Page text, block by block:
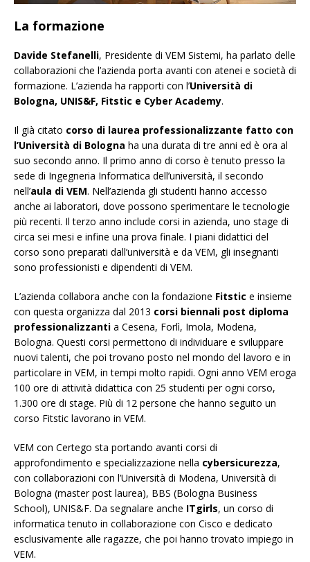
La formazione
Davide Stefanelli, Presidente di VEM Sistemi, ha parlato delle
collaborazioni che l’azienda porta avanti con atenei e società di
formazione. L’azienda ha rapporti con l’Università di
Bologna, UNIS&F, Fitstic e Cyber Academy.
Il già citato corso di laurea professionalizzante fatto con
l’Università di Bologna ha una durata di tre anni ed è ora al
suo secondo anno. Il primo anno di corso è tenuto presso la
sede di Ingegneria Informatica dell’università, il secondo
nell’aula di VEM. Nell’azienda gli studenti hanno accesso
anche ai laboratori, dove possono sperimentare le tecnologie
più recenti. Il terzo anno include corsi in azienda, uno stage di
circa sei mesi e infine una prova finale. I piani didattici del
corso sono preparati dall’università e da VEM, gli insegnanti
sono professionisti e dipendenti di VEM.
L’azienda collabora anche con la fondazione Fitstic e insieme
con questa organizza dal 2013 corsi biennali post diploma
professionalizzanti a Cesena, Forlì, Imola, Modena,
Bologna. Questi corsi permettono di individuare e sviluppare
nuovi talenti, che poi trovano posto nel mondo del lavoro e in
particolare in VEM, in tempi molto rapidi. Ogni anno VEM eroga
100 ore di attività didattica con 25 studenti per ogni corso,
1.300 ore di stage. Più di 12 persone che hanno seguito un
corso Fitstic lavorano in VEM.
VEM con Certego sta portando avanti corsi di
approfondimento e specializzazione nella cybersicurezza,
con collaborazioni con l’Università di Modena, Università di
Bologna (master post laurea), BBS (Bologna Business
School), UNIS&F. Da segnalare anche ITgirls, un corso di
informatica tenuto in collaborazione con Cisco e dedicato
esclusivamente alle ragazze, che poi hanno trovato impiego in
VEM.